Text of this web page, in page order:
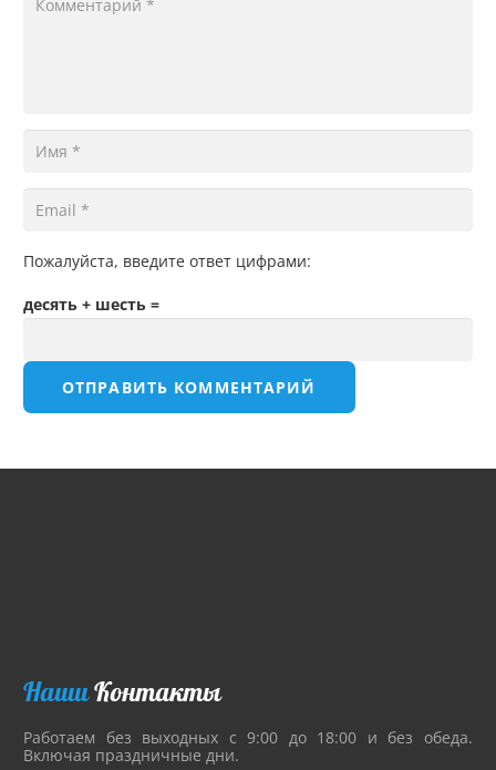
Пожалуйста, введите ответ цифрами:
десять + шесть =
ОТПРАВИТЬ КОММЕНТАРИЙ
НашиКонтакты
Работаем без выходных с 9:00 до 18:00 и без обеда.
Включая праздничные дни.